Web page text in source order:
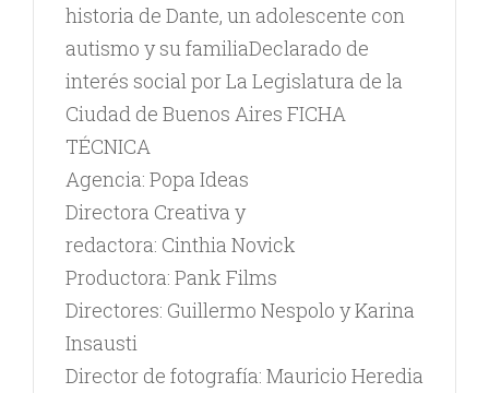
historia de Dante, un adolescente con
autismo y su familiaDeclarado de
interés social por La Legislatura de la
Ciudad de Buenos Aires FICHA
TÉCNICA
Agencia: Popa Ideas
Directora Creativa y
redactora: Cinthia Novick
Productora: Pank Films
Directores: Guillermo Nespolo y Karina
Insausti
Director de fotografía: Mauricio Heredia